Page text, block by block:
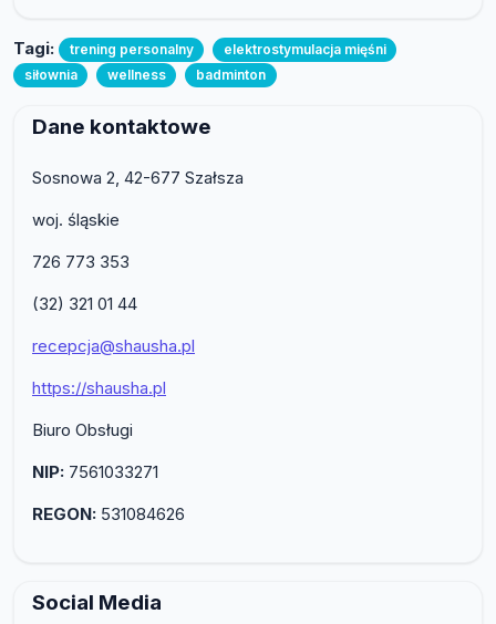
Tagi: trening personalny
elektrostymulacja mięśni
siłownia
wellness badminton
Dane kontaktowe
Sosnowa 2, 42-677 Szałsza
woj. śląskie
726 773 353
(32) 321 01 44
recepcja@shausha.pl
https://shausha.pl
Biuro Obsługi
NIP: 7561033271
REGON: 531084626
Social Media